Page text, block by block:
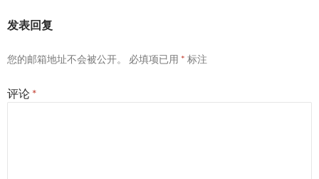
发表回复
您的邮箱地址不会被公开。 必填项已用 * 标注
评论 *